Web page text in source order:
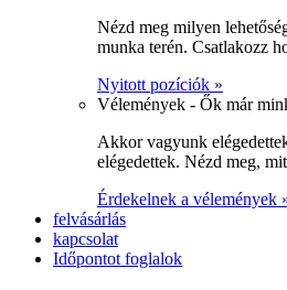
Nézd meg milyen
munka terén. Csatlakozz
Nyitott pozíciók »
Vélemények - Ők már
Akkor vagyunk
elégedettek. Nézd meg,
Érdekelnek a vélemények
felvásárlás
kapcsolat
Időpontot foglalok